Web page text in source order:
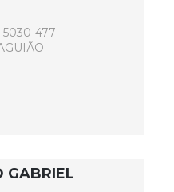
477 -
GABRIEL